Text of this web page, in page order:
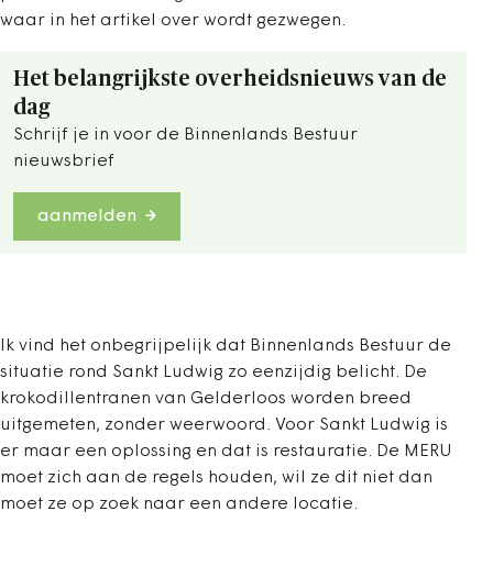
waar in het artikel over wordt gezwegen.
Het belangrijkste overheidsnieuws van de
dag
Schrijf je in voor de Binnenlands Bestuur
nieuwsbrief
aanmelden
Ik vind het onbegrijpelijk dat Binnenlands Bestuur de
situatie rond Sankt Ludwig zo eenzijdig belicht. De
krokodillentranen van Gelderloos worden breed
uitgemeten, zonder weerwoord. Voor Sankt Ludwig is
er maar een oplossing en dat is restauratie. De MERU
moet zich aan de regels houden, wil ze dit niet dan
moet ze op zoek naar een andere locatie.